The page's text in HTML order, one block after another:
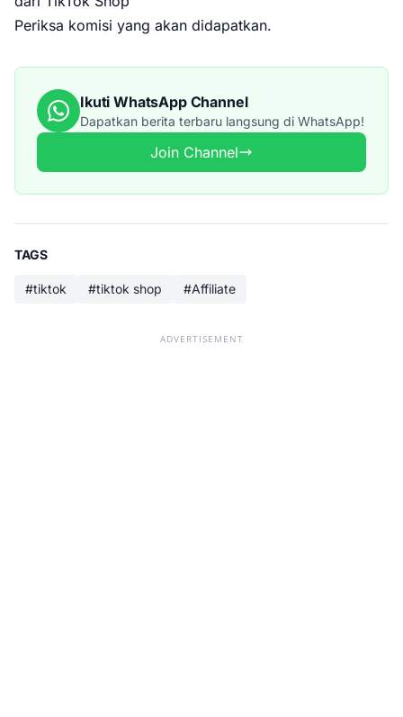
Periksa komisi yang akan didapatkan.
Ikuti WhatsApp Channel
Dapatkan berita terbaru langsung di WhatsApp!
Join Channel
TAGS
#tiktok #tiktok shop #Affiliate
ADVERTISEMENT